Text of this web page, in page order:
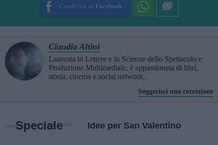
Condividi su Facebook
Claudia Altini
Laureata in Lettere e in Scienze dello Spettacolo e
Produzione Multimediale, è appassionata di libri,
storia, cinema e social network.
Suggerisci una correzione
Speciale Idee per San Valentino